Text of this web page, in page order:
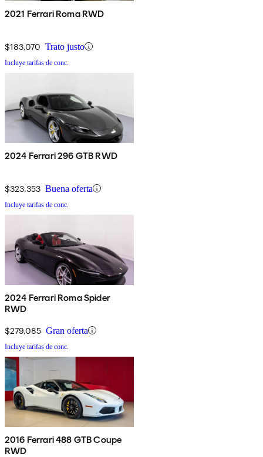
2021 Ferrari Roma RWD
$183,070 Trato justo
Incluye tarifas de conc.
2024 Ferrari 296 GTB RWD
$323,353 Buena oferta
Incluye tarifas de conc.
2024 Ferrari Roma Spider
RWD
$279,085 Gran oferta
Incluye tarifas de conc.
2016 Ferrari 488 GTB Coupe
RWD